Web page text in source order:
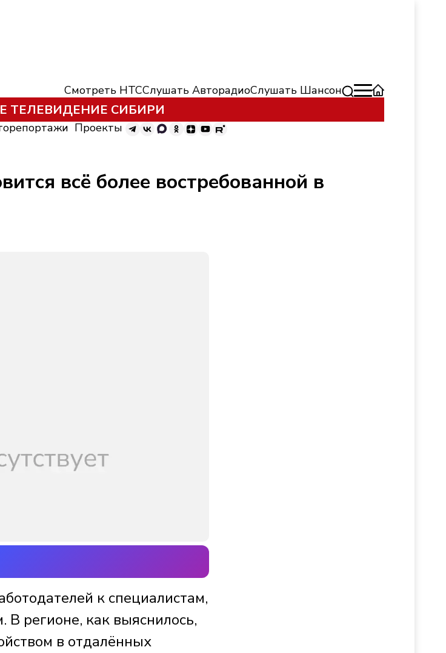
Смотреть НТССлушать АвторадиоСлушать Шансон
ТЕЛЕВИДЕНИЕ СИБИРИ
Проекты
всё более востребованной в
к специалистам,
регионе, как выяснилось,
в отдалённых